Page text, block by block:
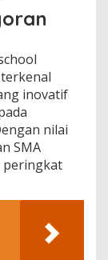
inovatif
nilai
SMA
peringkat